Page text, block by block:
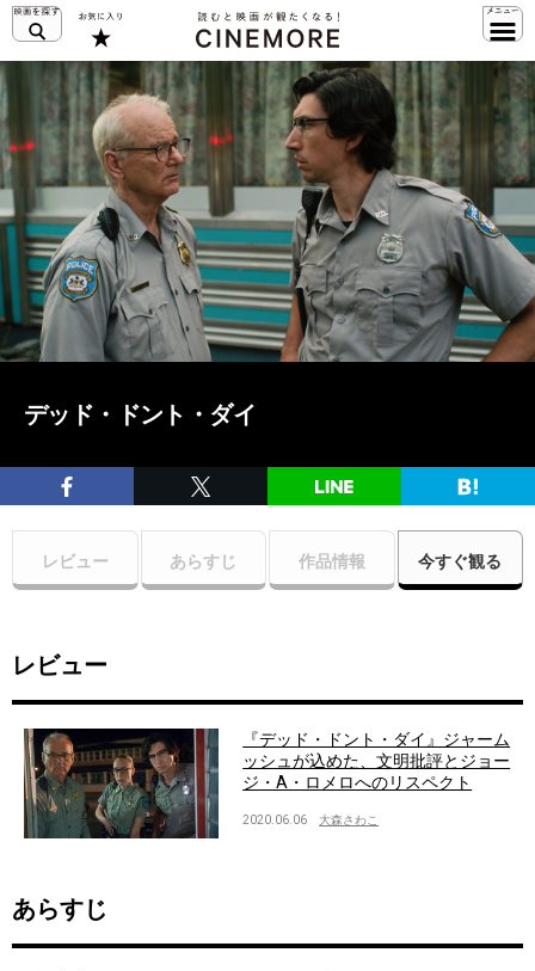
デッド・ドント・ダイ
レビュー あらすじ 作品情報 今すぐ観る
レビュー
『デッド・ドント・ダイ』ジャーム
ッシュが込めた、文明批評とジョー
ジ・A・ロメロへのリスペクト
2020.06.06 大森さわこ
あらすじ